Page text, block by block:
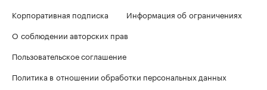
Корпоративная подписка
Информация об ограничениях
О соблюдении авторских прав
Пользовательское соглашение
Политика в отношении обработки персональных данных